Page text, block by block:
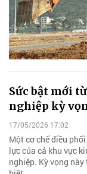
Sức bật mới
nghiệp kỳ
17/05/2026 17:02
Một cơ chế điều
lực của cả khu vực
nghiệp. Kỳ vọng